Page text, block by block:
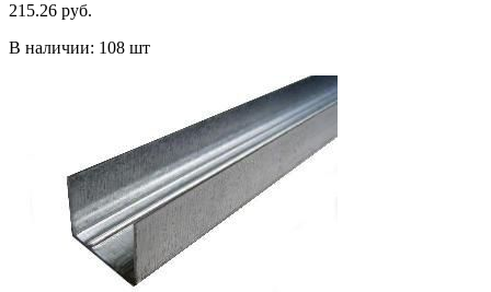
215.26 руб.
В наличии: 108 шт